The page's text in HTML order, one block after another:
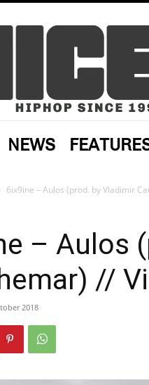
NEWS
6ix9ine – Aulos (prod. by Vladimir
– Aulos
//
2018